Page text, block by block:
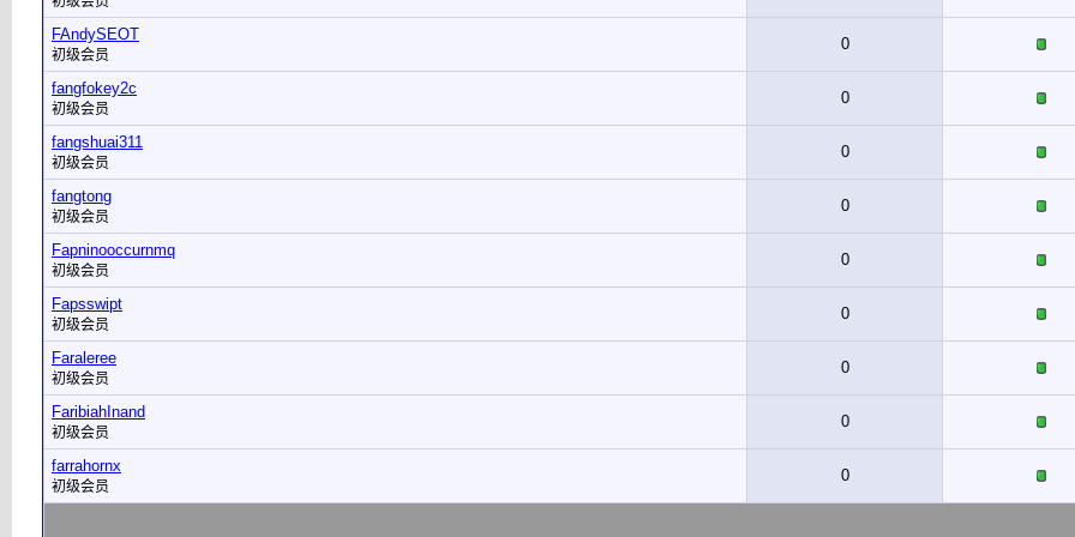
FAndySEOT
初级会员
0
fangfokey2c
初级会员
0
fangshuai311
初级会员
0
fangtong
初级会员
0
Fapninooccurnmq
初级会员
0
Fapsswipt
初级会员
0
Faraleree
初级会员
0
FaribiahInand
初级会员
0
farrahornx
初级会员
0